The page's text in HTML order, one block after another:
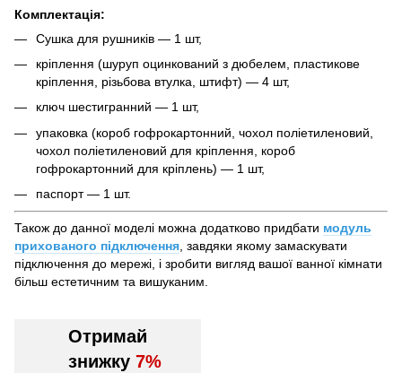
Комплектація:
Сушка для рушників — 1 шт,
кріплення (шуруп оцинкований з дюбелем, пластикове
кріплення, різьбова втулка, штифт) — 4 шт,
ключ шестигранний — 1 шт,
упаковка (короб гофрокартонний, чохол поліетиленовий,
чохол поліетиленовий для кріплення, короб
гофрокартонний для кріплень) — 1 шт,
паспорт — 1 шт.
Також до данної моделі можна додатково придбати модуль
прихованого підключення , завдяки якому замаскувати
підключення до мережі, і зробити вигляд вашої ванної кімнати
більш естетичним та вишуканим.
Отримай
знижку 7%